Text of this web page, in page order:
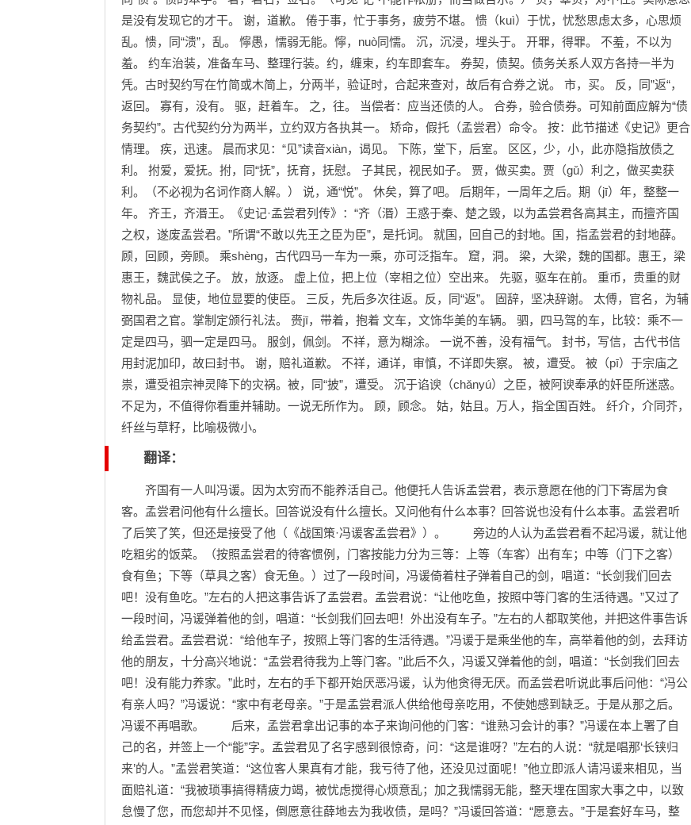
是没有发现它的才干。 谢，道歉。 倦于事，忙于事务，疲劳不堪。 愦（kuì）于忧，忧愁思虑太多，心思烦
乱。愦，同“溃”，乱。 懧愚，懦弱无能。懧，nuò同懦。 沉，沉浸，埋头于。 开罪，得罪。 不羞，不以为
羞。 约车治装，准备车马、整理行装。约，缠束，约车即套车。 券契，债契。债务关系人双方各持一半为
凭。古时契约写在竹简或木简上，分两半，验证时，合起来查对，故后有合券之说。 市，买。 反，同”返“，
返回。 寡有，没有。 驱，赶着车。 之，往。 当偿者：应当还债的人。 合券，验合债券。可知前面应解为“债
务契约”。古代契约分为两半，立约双方各执其一。 矫命，假托（孟尝君）命令。 按：此节描述《史记》更合
情理。 疾，迅速。 晨而求见：“见”读音xiàn，谒见。 下陈，堂下，后室。 区区，少，小，此亦隐指放债之
利。 拊爱，爱抚。拊，同“抚”，抚育，抚慰。 子其民，视民如子。 贾，做买卖。贾（gǔ）利之，做买卖获
利。（不必视为名词作商人解。） 说，通“悦”。 休矣，算了吧。 后期年，一周年之后。期（jī）年，整整一
年。 齐王，齐湣王。《史记·孟尝君列传》：“齐（湣）王惑于秦、楚之毁，以为孟尝君各高其主，而擅齐国
之权，遂废孟尝君。”所谓“不敢以先王之臣为臣”，是托词。 就国，回自己的封地。国，指孟尝君的封地薛。
顾，回顾，旁顾。 乘shèng，古代四马一车为一乘，亦可泛指车。 窟，洞。 梁，大梁，魏的国都。惠王，梁
惠王，魏武侯之子。 放，放逐。 虚上位，把上位（宰相之位）空出来。 先驱，驱车在前。 重币，贵重的财
物礼品。 显使，地位显要的使臣。 三反，先后多次往返。反，同“返”。 固辞，坚决辞谢。 太傅，官名，为辅
弼国君之官。掌制定颁行礼法。 赍jī，带着，抱着 文车，文饰华美的车辆。 驷，四马驾的车，比较：乘不一
定是四马，驷一定是四马。 服剑，佩剑。 不祥，意为糊涂。 一说不善，没有福气。 封书，写信，古代书信
用封泥加印，故曰封书。 谢，赔礼道歉。 不祥，通详，审慎，不详即失察。 被，遭受。 被（pī）于宗庙之
祟，遭受祖宗神灵降下的灾祸。被，同“披”，遭受。 沉于谄谀（chǎnyú）之臣，被阿谀奉承的奸臣所迷惑。
不足为，不值得你看重并辅助。一说无所作为。 顾，顾念。 姑，姑且。万人，指全国百姓。 纤介，介同芥，
纤丝与草籽，比喻极微小。
翻译：
齐国有一人叫冯谖。因为太穷而不能养活自己。他便托人告诉孟尝君，表示意愿在他的门下寄居为食
客。孟尝君问他有什么擅长。回答说没有什么擅长。又问他有什么本事？回答说也没有什么本事。孟尝君听
了后笑了笑，但还是接受了他（《战国策·冯谖客孟尝君》）。 旁边的人认为孟尝君看不起冯谖，就让他
吃粗劣的饭菜。（按照孟尝君的待客惯例，门客按能力分为三等：上等（车客）出有车；中等（门下之客）
食有鱼；下等（草具之客）食无鱼。）过了一段时间，冯谖倚着柱子弹着自己的剑，唱道：“长剑我们回去
吧！没有鱼吃。”左右的人把这事告诉了孟尝君。孟尝君说：“让他吃鱼，按照中等门客的生活待遇。”又过了
一段时间，冯谖弹着他的剑，唱道：“长剑我们回去吧！外出没有车子。”左右的人都取笑他，并把这件事告诉
给孟尝君。孟尝君说：“给他车子，按照上等门客的生活待遇。”冯谖于是乘坐他的车，高举着他的剑，去拜访
他的朋友，十分高兴地说：“孟尝君待我为上等门客。”此后不久，冯谖又弹着他的剑，唱道：“长剑我们回去
吧！没有能力养家。”此时，左右的手下都开始厌恶冯谖，认为他贪得无厌。而孟尝君听说此事后问他：“冯公
有亲人吗？”冯谖说：“家中有老母亲。”于是孟尝君派人供给他母亲吃用，不使她感到缺乏。于是从那之后。
冯谖不再唱歌。 后来，孟尝君拿出记事的本子来询问他的门客：“谁熟习会计的事？”冯谖在本上署了自
己的名，并签上一个“能”字。孟尝君见了名字感到很惊奇，问：“这是谁呀？”左右的人说：“就是唱那‘长铗归
来’的人。”孟尝君笑道：“这位客人果真有才能，我亏待了他，还没见过面呢！”他立即派人请冯谖来相见，当
面赔礼道：“我被琐事搞得精疲力竭，被忧虑搅得心烦意乱；加之我懦弱无能，整天埋在国家大事之中，以致
怠慢了您，而您却并不见怪，倒愿意往薛地去为我收债，是吗？”冯谖回答道：“愿意去。”于是套好车马，整